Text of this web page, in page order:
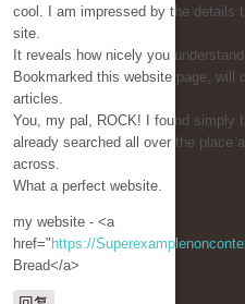
cool. I am impressed by the details
site.
It reveals how nicely you
Bookmarked this website page, will
articles.
You, my pal, ROCK! I found simply
already searched all over the place
across.
What a perfect website.
my website - <a
href=" https://
Bread</a>